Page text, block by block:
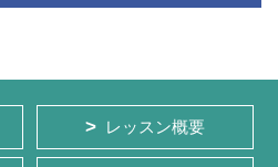
レッスン概要